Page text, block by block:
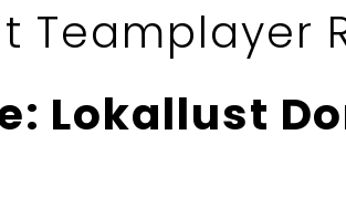
Teamplayer
Lokallust